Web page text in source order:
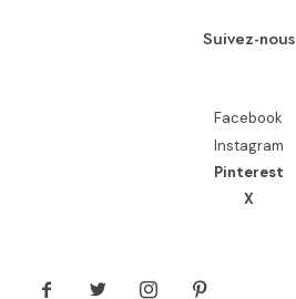
Suivez-nous
Facebook
Instagram
Pinterest
X